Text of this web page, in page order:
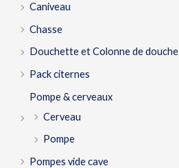
Caniveau
Chasse
Douchette et Colonne de douche
Pack citernes
Pompe & cerveaux
Cerveau
Pompe
Pompes vide cave